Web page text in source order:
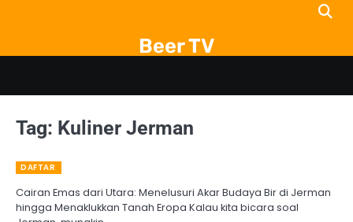
Beer TV
Tag: Kuliner Jerman
DAFTAR
Cairan Emas dari Utara: Menelusuri Akar Budaya Bir di Jerman
hingga Menaklukkan Tanah Eropa Kalau kita bicara soal